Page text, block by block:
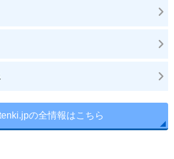
の全情報はこちら